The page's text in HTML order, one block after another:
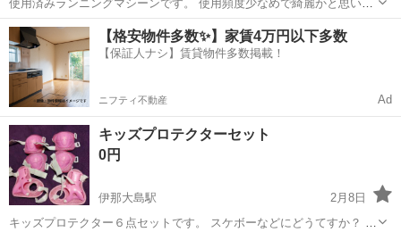
使用済みランニングマシーンです。 使用頻度少なめで綺麗かと思いま
す。 誰も走らなくなったので倉庫保管中。 引き取り限定。平日は夕方
以降、土日要相談。
長野 下伊那郡 伊那大島駅 ランニング、ジョギング
ランニングマシーン
【格安物件多数✨】家賃4万円以下多数
【保証人ナシ】賃貸物件多数掲載！
ニフティ不動産 Ad
キッズプロテクターセット
0円
伊那大島駅
2月8日
キッズプロテクター６点セットです。 スケボーなどにどうてすか？ 汚